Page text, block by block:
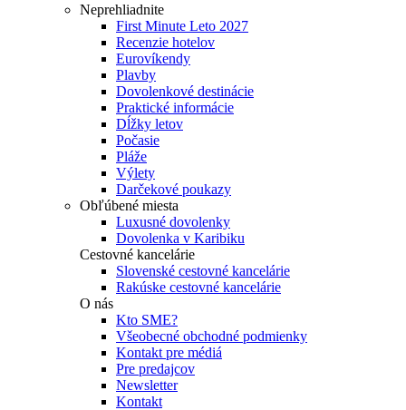
Neprehliadnite
First Minute Leto 2027
Recenzie hotelov
Eurovíkendy
Plavby
Dovolenkové destinácie
Praktické informácie
Dĺžky letov
Počasie
Pláže
Výlety
Darčekové poukazy
Obľúbené miesta
Luxusné dovolenky
Dovolenka v Karibiku
Cestovné kancelárie
Slovenské cestovné kancelárie
Rakúske cestovné kancelárie
O nás
Kto SME?
Všeobecné obchodné podmienky
Kontakt pre médiá
Pre predajcov
Newsletter
Kontakt